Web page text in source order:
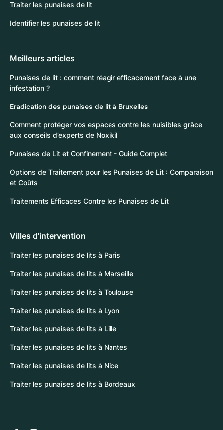
Traiter les punaises de lit
Identifier les punaises de lit
Meilleurs articles
Punaises de lit : comment réagir efficacement face à une
infestation ?
Eradication des punaises de lit à Bruxelles
Comment protéger vos espaces contre les nuisibles grâce
aux conseils d’experts de Noxikil
Punaises de Lit et Confinement - Guide Complet
Options de Traitement pour les Punaises de Lit : Comparaison
et Coûts
Traitements Efficaces Contre les Punaises de Lit
Villes d'intervention
Traiter les punaises de lits à Paris
Traiter les punaises de lits à Marseille
Traiter les punaises de lits à Toulouse
Traiter les punaises de lits à Lyon
Traiter les punaises de lits à Lille
Traiter les punaises de lits à Nantes
Traiter les punaises de lits à Nice
Traiter les punaises de lits à Bordeaux